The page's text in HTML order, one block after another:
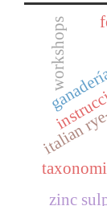
workshops
zinc
italian